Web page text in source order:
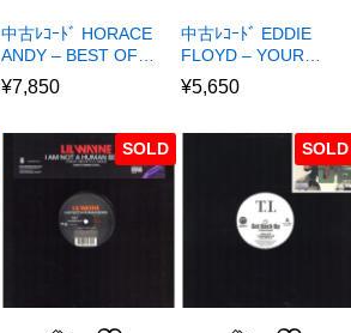
中古ﾚｺｰﾄﾞ HORACE
ANDY – BEST OF…
¥7,850
中古ﾚｺｰﾄﾞ EDDIE
FLOYD – YOUR…
¥5,650
SOLD SOLD